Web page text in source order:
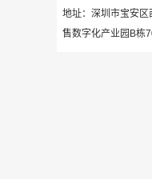
地址：深圳市宝安区
售数字化产业园B栋